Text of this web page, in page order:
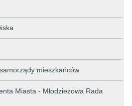
mieszkańców
Miasta - Młodzieżowa Rada